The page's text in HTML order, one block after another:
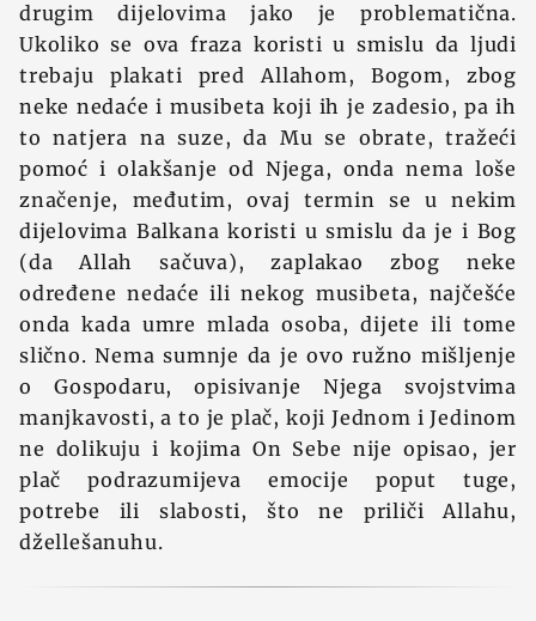
drugim dijelovima jako je problematična.
Ukoliko se ova fraza koristi u smislu da ljudi
trebaju plakati pred Allahom, Bogom, zbog
neke nedaće i musibeta koji ih je zadesio, pa ih
to natjera na suze, da Mu se obrate, tražeći
pomoć i olakšanje od Njega, onda nema loše
značenje, međutim, ovaj termin se u nekim
dijelovima Balkana koristi u smislu da je i Bog
(da Allah sačuva), zaplakao zbog neke
određene nedaće ili nekog musibeta, najčešće
onda kada umre mlada osoba, dijete ili tome
slično. Nema sumnje da je ovo ružno mišljenje
o Gospodaru, opisivanje Njega svojstvima
manjkavosti, a to je plač, koji Jednom i Jedinom
ne dolikuju i kojima On Sebe nije opisao, jer
plač podrazumijeva emocije poput tuge,
potrebe ili slabosti, što ne priliči Allahu,
džellešanuhu.